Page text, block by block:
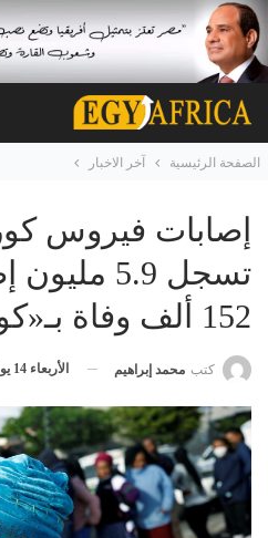
الصفحة الرئيسية آخر الاخبار
إصابات فيروس
تسجل 5.9
152 ألف وفاة بـ«كورونا»
كتب محمد إبراهيم الأربعاء 14 يوليو, 2021